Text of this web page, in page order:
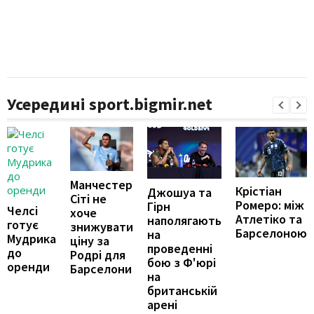
Усередині sport.bigmir.net
Челсі
готує
Мудрика
до
оренди
Манчестер
Сіті не
хоче
знижувати
ціну за
Родрі для
Барселони
Джошуа та
Гірн
наполягають
на
проведенні
бою з Ф'юрі
на
британській
арені
Крістіан
Ромеро: між
Атлетіко та
Барселоною